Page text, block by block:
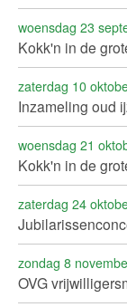
woensdag 23
Kokk'n in de
zaterdag 10
Inzameling oud
woensdag 21
Kokk'n in de
zaterdag 24
zondag 8
OVG